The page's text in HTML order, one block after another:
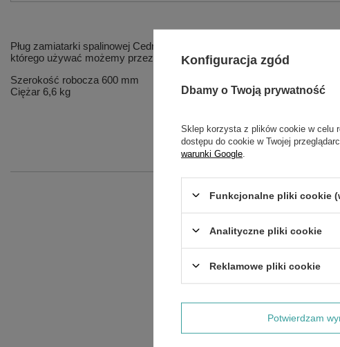
Pług zamiatarki spalinowej Cedrus ZM02 pozwoli w szybki sposób
którego używać możemy przez cały rok.
Szerokość robocza 600 mm
Ciężar 6,6 kg
Konfiguracja zgód
Dbamy o Twoją prywatność
Sklep korzysta z plików cookie w celu
dostępu do cookie w Twojej
warunki Google
Funkcjonalne pliki cookie
Analityczne pliki cookie
Reklamowe pliki cookie
Potwierdzam